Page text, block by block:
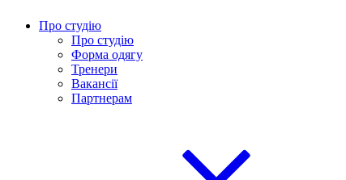
Про студію
Про студію
Форма одягу
Тренери
Вакансії
Партнерам